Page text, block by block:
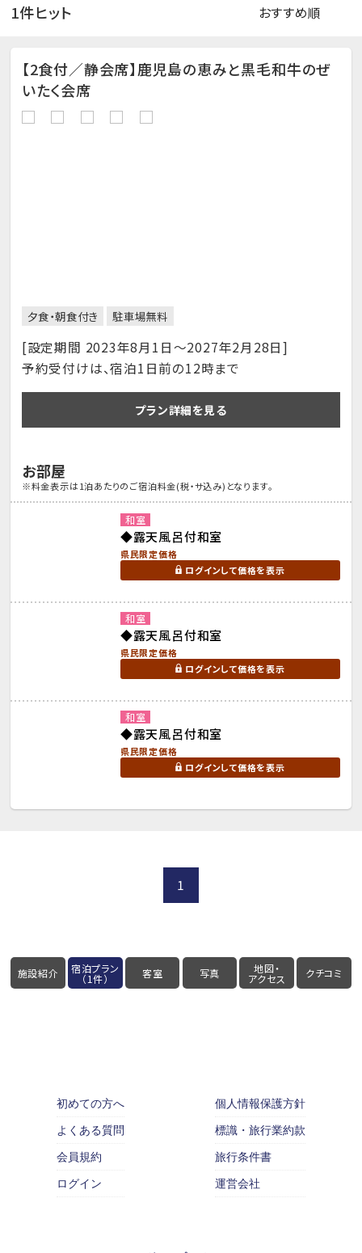
1件ヒット
【2食付／静会席】鹿児島の恵みと黒毛和牛のぜ
いたく会席
夕食・朝食付き 駐車場無料
[設定期間 2023年8月1日～2027年2月28日]
予約受付けは、宿泊1日前の12時まで
プラン詳細を見る
お部屋
※料金表示は1泊あたりのご宿泊料金(税・サ込み)となります。
和室
◆露天風呂付和室
県民限定価格
ログインして価格を表示
和室
◆露天風呂付和室
県民限定価格
ログインして価格を表示
和室
◆露天風呂付和室
県民限定価格
ログインして価格を表示
1
施設紹介 宿泊プラン
（1件） 客室 写真 地図・
アクセス クチコミ
初めての方へ
よくある質問
会員規約
ログイン
個人情報保護方針
標識・旅行業約款
旅行条件書
運営会社